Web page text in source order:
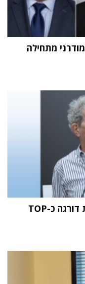
מתחילה
מחקר STKI השנתי: וואן טכנולוגיות דורגה כ-TOP